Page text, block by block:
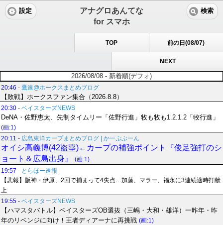
アナグロあんてな
for スマホ
設定 検索
TOP 前の日(08/07)
NEXT
2026/08/08 - 新着順(デフォ)
20:46 - 鷹速@ホークスまとめブログ
【敗戦】ホークスファン集合（2026.8.8）
20:30 - ベイスターズNEWS
DeNA・佐野恵太、先制タイムリー「佐野行進」牧も牧も1.2.1.2「牧行進」
(画:1)
20:11 - 広島東洋カープまとめブログ | かーぷぶーん
オイシ高義博(42盗塁)←カープの補強ポイント『俊足強打のシ
ョート＆広島出身』
(画:1)
19:57 - とらほー速報
【悲報】阪神・伊原、2回で捕まって4失点…加藤、マラー、福永に3連続適時打献
上
19:55 - ベイスターズNEWS
【ハマスタバトル】ベイスターズOB選抜（三嶋・大和・雄洋）一昨年・昨
年のリベンジに向け！王者ディアーナに再挑戦 (画:1)